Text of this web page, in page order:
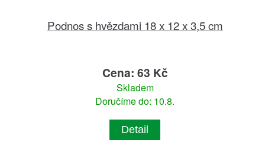
Podnos s hvězdami 18 x 12 x 3,5 cm
Cena: 63 Kč
Skladem
Doručíme do: 10.8.
Detail